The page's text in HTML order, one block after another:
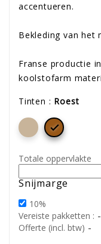
accentueren.
Bekleding van het
Franse productie
koolstofarm
Tinten : Roest

Totale oppervlakte
Snijmarge
10%
Vereiste pakketten : -
Offerte (incl. btw) -